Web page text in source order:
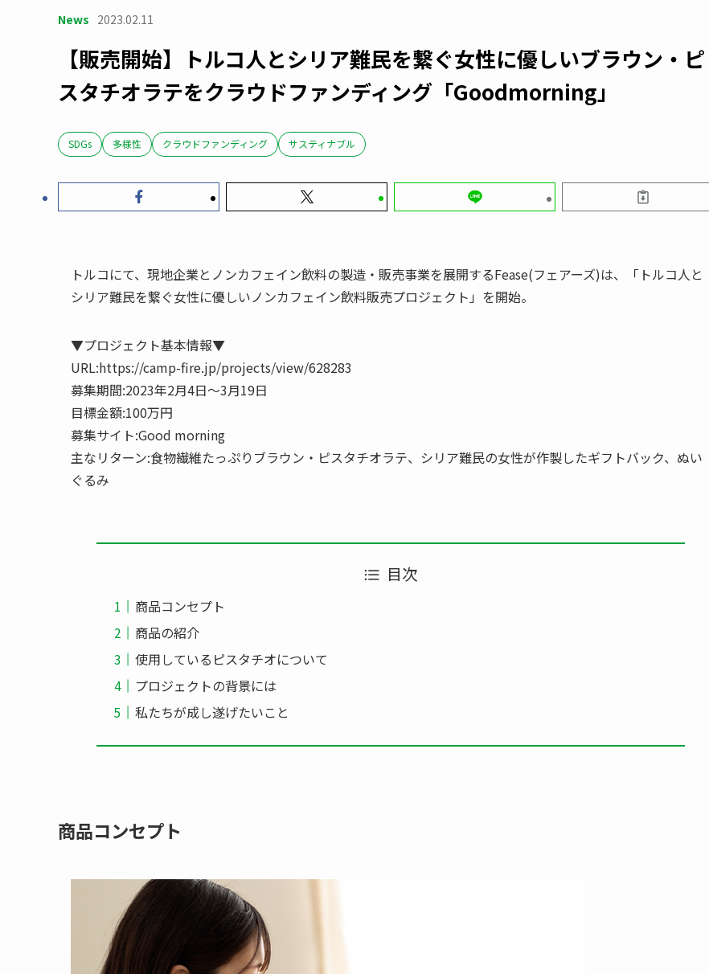
News 2023.02.11
【販売開始】トルコ人とシリア難民を繋ぐ女性に優しいブラウン・ピ
スタチオラテをクラウドファンディング「Goodmorning」
SDGs 多様性 クラウドファンディング サスティナブル
トルコにて、現地企業とノンカフェイン飲料の製造・販売事業を展開するFease(フェアーズ)は、「トルコ人と
シリア難民を繋ぐ女性に優しいノンカフェイン飲料販売プロジェクト」を開始。
▼プロジェクト基本情報▼
URL:https://camp-fire.jp/projects/view/628283
募集期間:2023年2月4日〜3月19日
目標金額:100万円
募集サイト:Good morning
主なリターン:食物繊維たっぷりブラウン・ピスタチオラテ、シリア難⺠の女性が作製したギフトバック、ぬい
ぐるみ
目次
商品コンセプト​
商品の紹介
使用しているピスタチオについて
プロジェクトの背景には
私たちが成し遂げたいこと
商品コンセプト​